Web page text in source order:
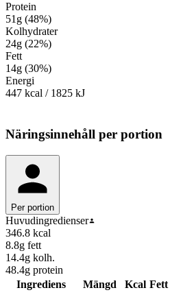
Protein
51 g (48%)
Kolhydrater
24g (22%)
Fett
14g (30%)
Energi
447 kcal / 1825 kJ
Näringsinnehåll per portion
Per portion
Huvudingredienser
346.8 kcal
8.8g fett
14.4g kolh.
48.4g protein
Ingrediens
Mängd Kcal Fett